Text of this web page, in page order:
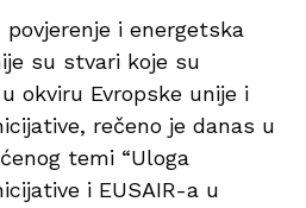
i energetska
su stvari koje su
okviru Evropske unije i
rečeno je danas u
temi “Uloga
i EUSAIR-a u